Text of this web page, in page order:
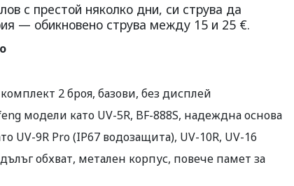
с престой няколко дни, си струва да
— обикновено струва между 15 и 25 €.
2 броя, базови, без дисплей
модели като UV-5R, BF-888S, надеждна основа
9R Pro (IP67 водозащита), UV-10R, UV-16
обхват, метален корпус, повече памет за